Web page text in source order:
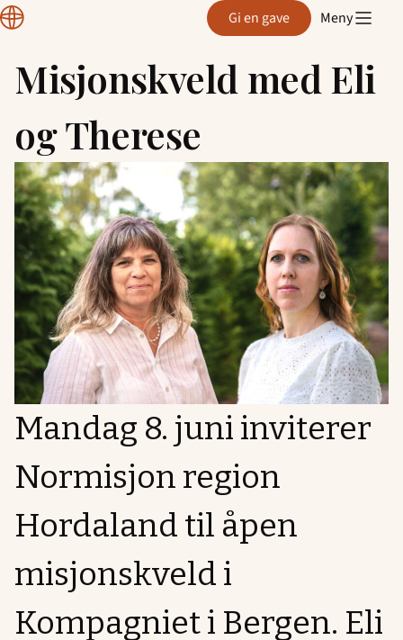
Hopp
innhold
Normisjon
Hordaland
Gi en gave Meny
Misjonskveld med Eli
og Therese
Mandag 8. juni inviterer
Normisjon region
Hordaland til åpen
misjonskveld i
Kompagniet i Bergen. Eli